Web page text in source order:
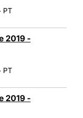
PT
2019 -
PT
2019 -